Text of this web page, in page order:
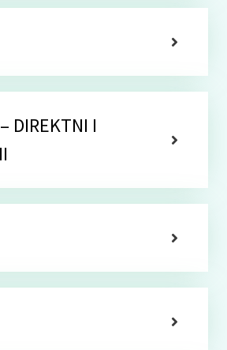
DIREKTNI I